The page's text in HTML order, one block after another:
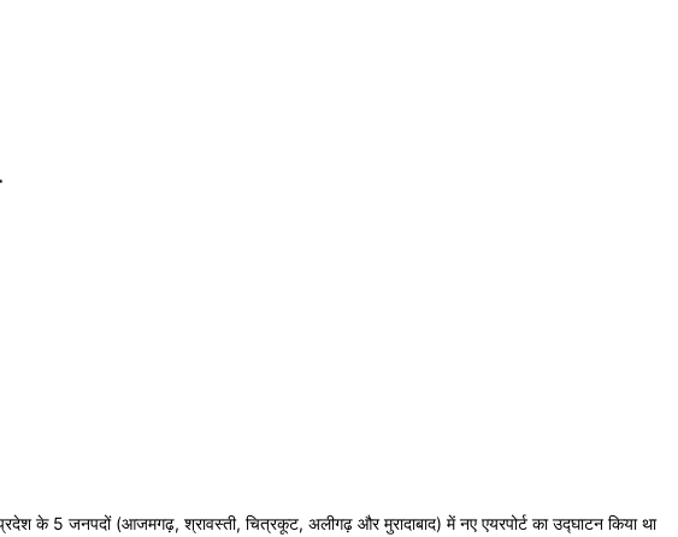
के 5 जनपदों (आजमगढ़, श्रावस्ती, चित्रकूट, अलीगढ़ और मुरादाबाद) में नए एयरपोर्ट का उद्घाटन किया था